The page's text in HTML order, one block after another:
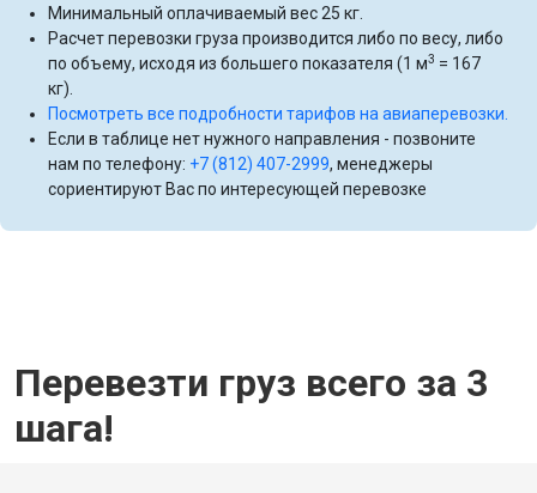
Минимальный оплачиваемый вес 25 кг.
Расчет перевозки груза производится либо по весу, либо
по объему, исходя из большего показателя (1 м3 = 167
кг).
Посмотреть все подробности тарифов на авиаперевозки.
Если в таблице нет нужного направления - позвоните
нам по телефону: +7 (812) 407-2999, менеджеры
сориентируют Вас по интересующей перевозке
Перевезти груз всего за 3
шага!